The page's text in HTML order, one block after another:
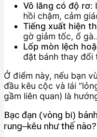
Vô lăng có độ rơ:
hồi chậm, cảm
Tiếng xuất hiện
gờ giảm tốc, ổ
Lốp mòn lệch
đặt bánh thay đổi
Ở điểm này, nếu bạn
đầu kêu cộc và lái
gầm liên quan) là
Bạc đạn (vòng bi)
rung–kêu như thế nào?